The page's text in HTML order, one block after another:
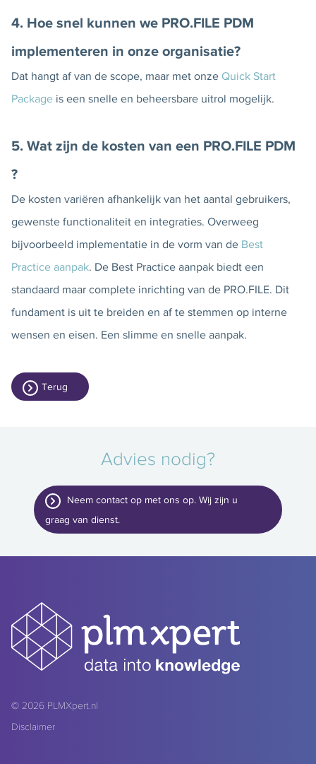
4. Hoe snel kunnen we PRO.FILE PDM
implementeren in onze organisatie?
Dat hangt af van de scope, maar met onze Quick Start
Package is een snelle en beheersbare uitrol mogelijk.
5. Wat zijn de kosten van een PRO.FILE PDM
?
De kosten variëren afhankelijk van het aantal gebruikers,
gewenste functionaliteit en integraties. Overweeg
bijvoorbeeld implementatie in de vorm van de Best
Practice aanpak. De Best Practice aanpak biedt een
standaard maar complete inrichting van de PRO.FILE. Dit
fundament is uit te breiden en af te stemmen op interne
wensen en eisen. Een slimme en snelle aanpak.
Terug
Advies nodig?
Neem contact op met ons op. Wij zijn u
graag van dienst.
© 2026 PLMXpert.nl
Disclaimer